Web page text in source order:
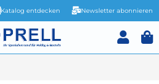
Katalog entdecken Newsletter abonnieren